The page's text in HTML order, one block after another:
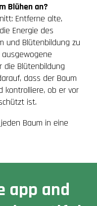
Blühen an?
Entferne alte,
Energie des
und Blütenbildung zu
die Blütenbildung
dass der Baum
kontrolliere, ob er vor
ist.
Baum in eine
app and